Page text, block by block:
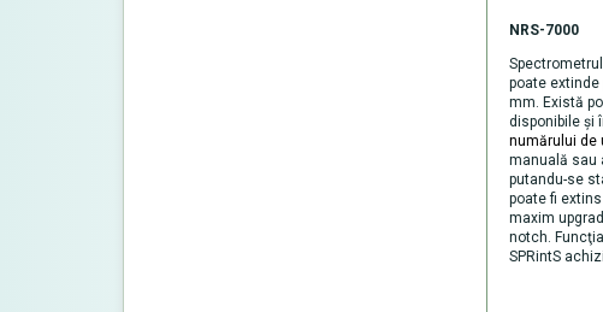
NRS-7000
poate extinde
mm. Există
disponibile şi
numărului de
manuală sau
putandu-se
poate fi
maxim
notch.
SPRintS